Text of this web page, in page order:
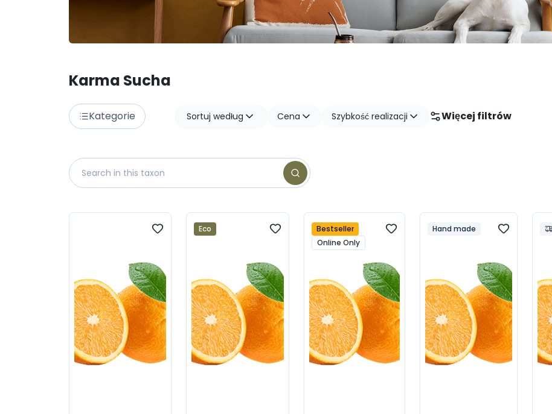
Karma Sucha
Kategorie Sortuj według Cena Szybkość realizacji Więcej filtrów
Eco
Bestseller
Online Only
Hand made